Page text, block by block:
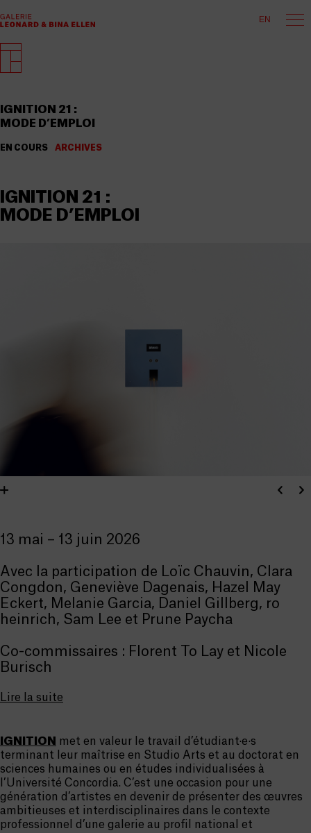
EN
IGNITION 21 :
MODE D’EMPLOI
EN COURS ARCHIVES
IGNITION 21 :
MODE D’EMPLOI
13 mai – 13 juin 2026
Avec la participation de Loïc Chauvin, Clara
Congdon, Geneviève Dagenais, Hazel May
Eckert, Melanie Garcia, Daniel Gillberg, ro
heinrich, Sam Lee et Prune Paycha
Co-commissaires : Florent To Lay et Nicole
Burisch
Lire la suite
IGNITION met en valeur le travail d’étudiant·e·s
terminant leur maîtrise en Studio Arts et au doctorat en
sciences humaines ou en études individualisées à
l’Université Concordia. C’est une occasion pour une
génération d’artistes en devenir de présenter des œuvres
ambitieuses et interdisciplinaires dans le contexte
professionnel d’une galerie au profil national et